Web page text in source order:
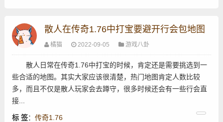
散人在传奇1.76中打宝要避开行会包地图
橘猫 2022-09-05 游戏八卦
散人日常在传奇1.76中打宝的时候，肯定还是需要挑选到一
些合适的地图。其实大家应该很清楚，热门地图肯定人数比较
多，而且不仅是散人玩家会去蹲守，很多时候还会有一些行会直
接...
标 签： 传奇1.76